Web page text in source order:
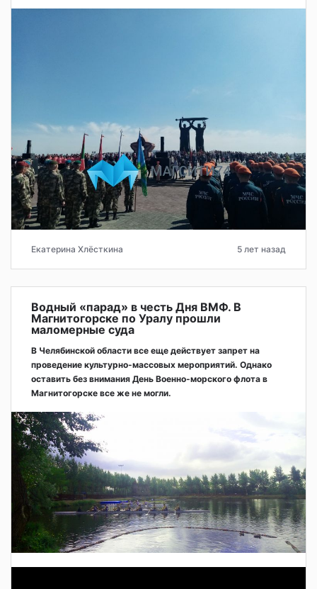
Екатерина Хлёсткина 5 лет назад
Водный «парад» в честь Дня ВМФ. В
Магнитогорске по Уралу прошли
маломерные суда
В Челябинской области все еще действует запрет на
проведение культурно-массовых мероприятий. Однако
оставить без внимания День Военно-морского флота в
Магнитогорске все же не могли.